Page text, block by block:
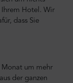
Ihrem Hotel. Wir
dass Sie
Monat um mehr
der ganzen